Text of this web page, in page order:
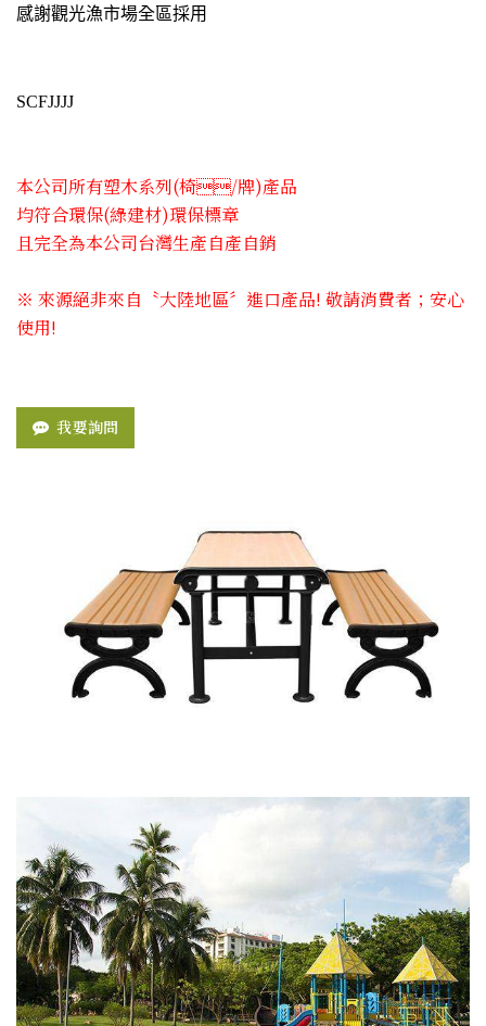
感謝觀光漁市場全區採用
SCFJJJJ
本公司所有塑木系列(椅​/牌)產品
均符合環保(綠建材)環保標章
且完全為本公司台灣生產自產自銷
※ 來源絕非來自〝大陸地區〞進口產品! 敬請消費者；安心
使用!
我要詢問